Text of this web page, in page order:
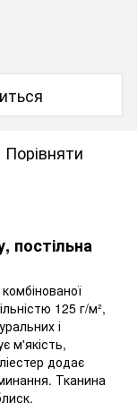
Порівняти
постільна
125 г/м²,
і
м'якість,
додає
Тканина